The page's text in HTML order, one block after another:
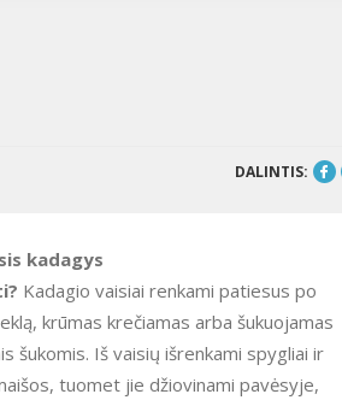
DALINTIS:
kadagys
Kadagio vaisiai renkami patiesus po
krūmas krečiamas arba šukuojamas
šukomis. Iš vaisių išrenkami spygliai ir
tuomet jie džiovinami pavėsyje,